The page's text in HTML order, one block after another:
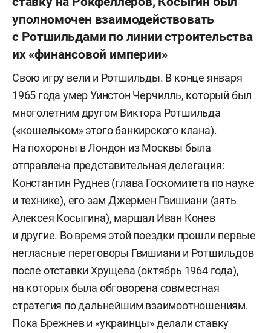
уполномочен взаимодействовать
с Ротшильдами по линии строительства
их «финансовой империи»
Свою игру вели и Ротшильды. В конце января
1965 года умер Уинстон Черчилль, который был
многолетним другом Виктора Ротшильда
(«кошельком» этого банкирского клана).
На похороны в Лондон из Москвы была
отправлена представительная делегация:
Константин Руднев (глава Госкомитета по науке
и технике), его зам Джермен Гвишиани (зять
Алексея Косыгина), маршал Иван Конев
и другие. Во время этой поездки прошли первые
негласные переговоры Гвишиани и Ротшильдов
после отставки Хрущева (октябрь 1964 года),
на которых была обговорена совместная
стратегия по дальнейшим взаимоотношениям.
Пока Брежнев и «украинцы» делали ставку